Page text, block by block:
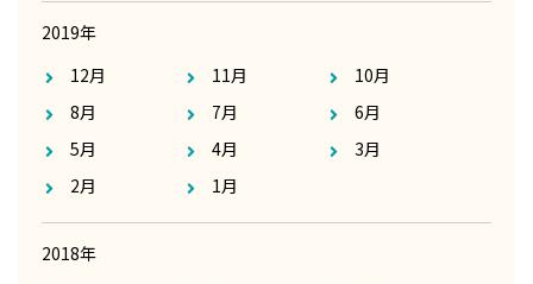
2019年
12月
11月
10月
8月
7月
6月
5月
4月
3月
2月
1月
2018年